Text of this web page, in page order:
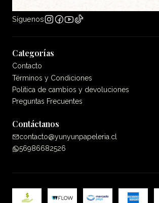
Síguenos
Categorías
Contacto
Términos y Condiciones
Politica de cambios y devoluciones
Preguntas Frecuentes
Contáctanos
contacto@yunyunpapeleria.cl
56986682526